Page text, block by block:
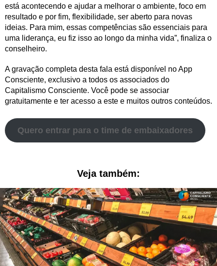
está acontecendo e ajudar a melhorar o ambiente, foco em
resultado e por fim, flexibilidade, ser aberto para novas
ideias. Para mim, essas competências são essenciais para
uma liderança, eu fiz isso ao longo da minha vida”, finaliza o
conselheiro.
A gravação completa desta fala está disponível no App
Consciente, exclusivo a todos os associados do
Capitalismo Consciente. Você pode se associar
gratuitamente e ter acesso a este e muitos outros conteúdos.
Quero entrar para o time de embaixadores
Veja também: